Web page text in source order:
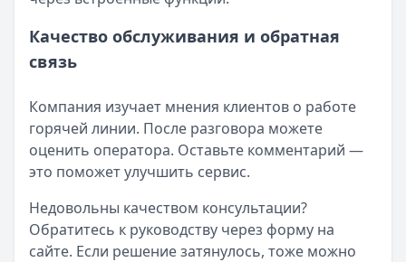
Качество обслуживания и обратная
связь
Компания изучает мнения клиентов о работе
горячей линии. После разговора можете
оценить оператора. Оставьте комментарий —
это поможет улучшить сервис.
Недовольны качеством консультации?
Обратитесь к руководству через форму на
сайте. Если решение затянулось, тоже можно